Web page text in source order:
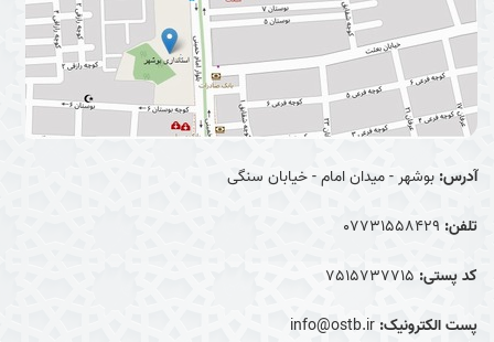
آدرس: بوشهر - میدان امام - خیابان سنگی
تلفن: 07731558429
کد پستی: 7515737715
پست الکترونیک: info@ostb.ir